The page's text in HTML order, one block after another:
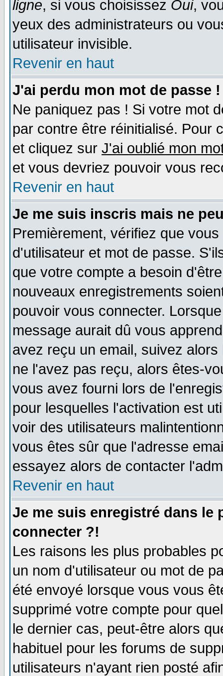
ligne, si vous choisissez Oui,
yeux des administrateurs ou
utilisateur invisible.
Revenir en haut
J'ai perdu mon mot de passe !
Ne paniquez pas ! Si votre mot
par contre être réinitialisé. Pour
et cliquez sur J'ai oublié mon
et vous devriez pouvoir vous
Revenir en haut
Je me suis inscris mais ne
Premièrement, vérifiez que
d'utilisateur et mot de passe.
que votre compte a besoin
nouveaux enregistrements
pouvoir vous connecter.
message aurait dû vous
avez reçu un email, suivez
ne l'avez pas reçu, alors êtes-
vous avez fourni lors de
pour lesquelles l'activation est
voir des utilisateurs
vous êtes sûr que l'adresse
essayez alors de contacter
Revenir en haut
Je me suis enregistré dans le
connecter ?!
Les raisons les plus probables
un nom d'utilisateur ou mot de
été envoyé lorsque vous vous
supprimé votre compte pour
le dernier cas, peut-être alors
habituel pour les forums de
utilisateurs n'ayant rien posté